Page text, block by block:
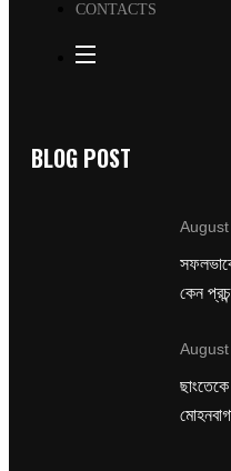
CONTACTS
BLOG POST
কেন